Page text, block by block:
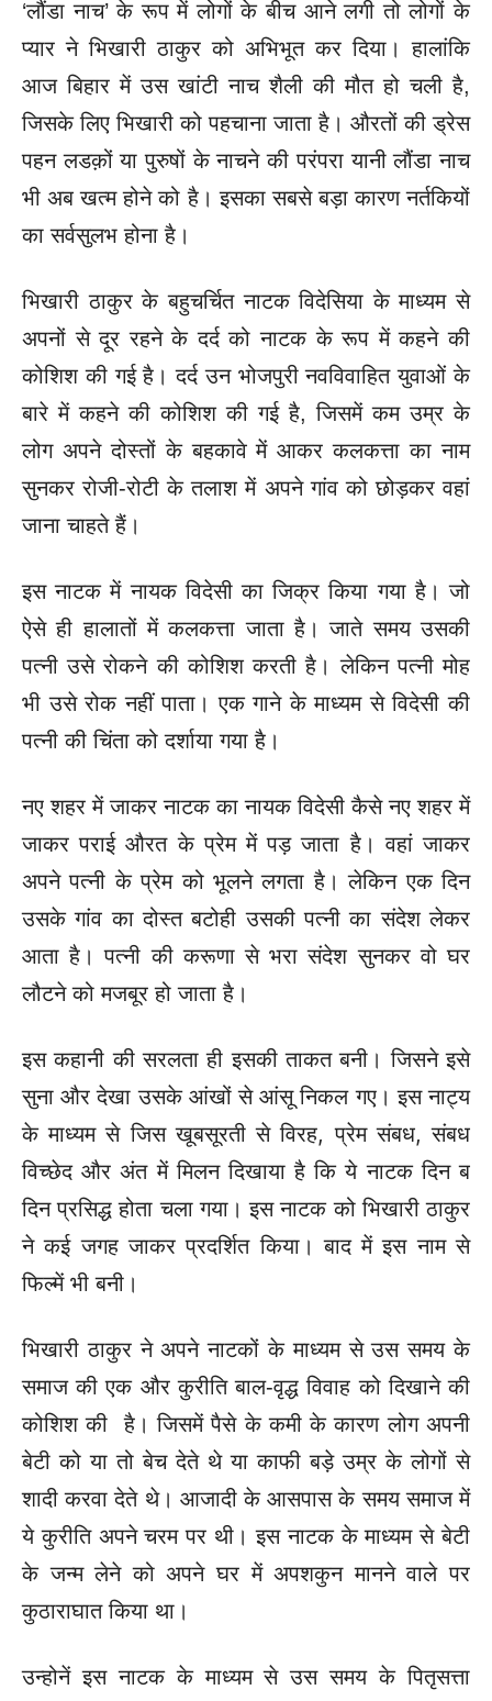
‘लौंडा नाच’ के रूप में लोगों के बीच आने लगी तो लोगों के
प्यार ने भिखारी ठाकुर को अभिभूत कर दिया। हालांकि
आज बिहार में उस खांटी नाच शैली की मौत हो चली है,
जिसके लिए भिखारी को पहचाना जाता है। औरतों की ड्रेस
पहन लडक़ों या पुरुषों के नाचने की परंपरा यानी लौंडा नाच
भी अब खत्म होने को है। इसका सबसे बड़ा कारण नर्तकियों
का सर्वसुलभ होना है।
भिखारी ठाकुर के बहुचर्चित नाटक विदेसिया के माध्यम से
अपनों से दूर रहने के दर्द को नाटक के रूप में कहने की
कोशिश की गई है। दर्द उन भोजपुरी नवविवाहित युवाओं के
बारे में कहने की कोशिश की गई है, जिसमें कम उम्र के
लोग अपने दोस्तों के बहकावे में आकर कलकत्ता का नाम
सुनकर रोजी-रोटी के तलाश में अपने गांव को छोड़कर वहां
जाना चाहते हैं।
इस नाटक में नायक विदेसी का जिक्र किया गया है। जो
ऐसे ही हालातों में कलकत्ता जाता है। जाते समय उसकी
पत्नी उसे रोकने की कोशिश करती है। लेकिन पत्नी मोह
भी उसे रोक नहीं पाता। एक गाने के माध्यम से विदेसी की
पत्नी की चिंता को दर्शाया गया है।
नए शहर में जाकर नाटक का नायक विदेसी कैसे नए शहर में
जाकर पराई औरत के प्रेम में पड़ जाता है। वहां जाकर
अपने पत्नी के प्रेम को भूलने लगता है। लेकिन एक दिन
उसके गांव का दोस्त बटोही उसकी पत्नी का संदेश लेकर
आता है। पत्नी की करूणा से भरा संदेश सुनकर वो घर
लौटने को मजबूर हो जाता है।
इस कहानी की सरलता ही इसकी ताकत बनी। जिसने इसे
सुना और देखा उसके आंखों से आंसू निकल गए। इस नाट्य
के माध्यम से जिस खूबसूरती से विरह, प्रेम संबध, संबध
विच्छेद और अंत में मिलन दिखाया है कि ये नाटक दिन ब
दिन प्रसिद्ध होता चला गया। इस नाटक को भिखारी ठाकुर
ने कई जगह जाकर प्रदर्शित किया। बाद में इस नाम से
फिल्में भी बनी।
भिखारी ठाकुर ने अपने नाटकों के माध्यम से उस समय के
समाज की एक और कुरीति बाल-वृद्ध विवाह को दिखाने की
कोशिश की है। जिसमें पैसे के कमी के कारण लोग अपनी
बेटी को या तो बेच देते थे या काफी बड़े उम्र के लोगों से
शादी करवा देते थे। आजादी के आसपास के समय समाज में
ये कुरीति अपने चरम पर थी। इस नाटक के माध्यम से बेटी
के जन्म लेने को अपने घर में अपशकुन मानने वाले पर
कुठाराघात किया था।
उन्होनें इस नाटक के माध्यम से उस समय के पितृसत्ता